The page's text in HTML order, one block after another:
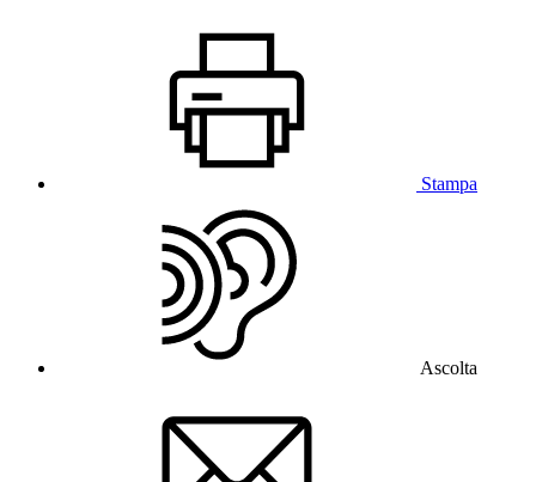
Stampa
Ascolta